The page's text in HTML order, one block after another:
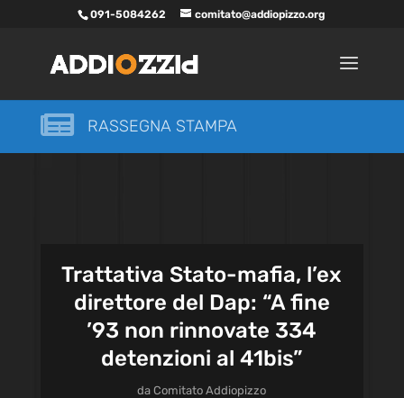
091-5084262 comitato@addiopizzo.org
 RASSEGNA STAMPA
Trattativa Stato-mafia, l’ex
direttore del Dap: “A fine
’93 non rinnovate 334
detenzioni al 41bis”
daComitato Addiopizzo